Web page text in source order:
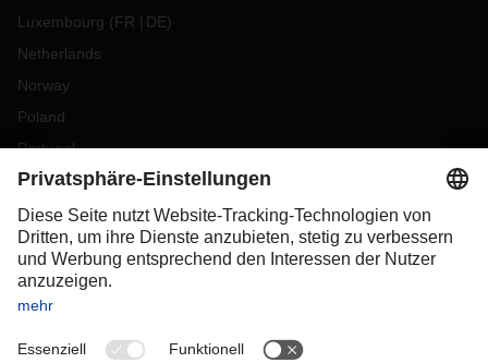
Luxembourg (FR DE)
Netherlands
Norway
Poland
Portugal
Romania
Slovakia
Spain
Sweden
Switzerland